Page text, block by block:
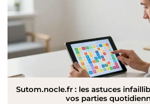
Sutom.nocle.fr : les astuces
vos parties